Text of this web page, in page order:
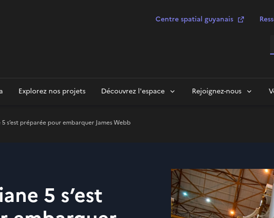
Centre spatial guyanais
Explorez nos projets Découvrez l'espace Rejoignez-nous
s’est préparée pour embarquer James Webb
5 s’est